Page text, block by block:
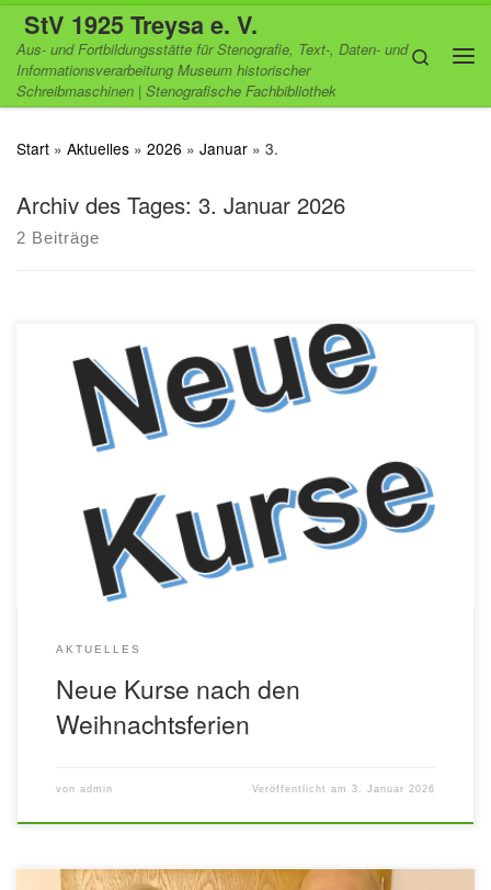
Zum Inhalt springen
StV 1925 Treysa e. V.
Aus- und Fortbildungsstätte für Stenografie, Text-, Daten- und
Informationsverarbeitung Museum historischer
Schreibmaschinen | Stenografische Fachbibliothek
Search
Start » Aktuelles » 2026 » Januar » 3.
Archiv des Tages: 3. Januar 2026
2 Beiträge
Beim Stenografenverein 1925 Treysa e. V. beginnen direkt nach
den Weihnachtsferien wieder neue Kurse im 10-Finger-
Tastschreiben und einer Einführung in Office-Anwendungen. Wie
der Verein mitteilt, finden die Kurse dienstags (Beginn: 13. Januar
um 17:15 Uhr) in der Schwalmschule in Treysa und mittwochs in
der Hochlandschule in Gilserberg (Beginn auf Anfrage) […]
AKTUELLES
Neue Kurse nach den
Weihnachtsferien
von admin Veröffentlicht am3. Januar 2026